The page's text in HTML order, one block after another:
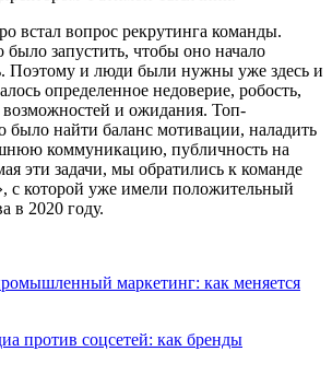
встал вопрос рекрутинга команды.
запустить, чтобы оно начало
Поэтому и люди были нужны уже здесь и
определенное недоверие, робость,
и ожидания. Топ-
найти баланс мотивации, наладить
коммуникацию, публичность на
эти задачи, мы обратились к команде
с которой уже имели положительный
в 2020 году.
маркетинг: как меняется
против соцсетей: как бренды